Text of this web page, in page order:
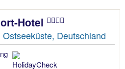
Hotel
Deutschland